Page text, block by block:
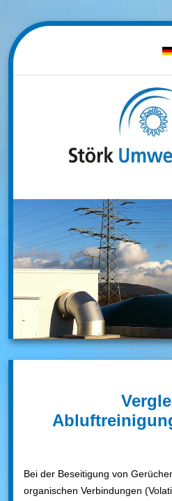
Bei der Beseitigung von
organischen Verbindungen